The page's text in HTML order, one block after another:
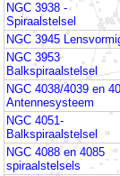
NGC 3938 -
Spiraalstelsel
NGC 3945
NGC 3953
Balkspiraalstelsel
NGC 4038/4039 en
Antennesysteem
NGC 4051-
Balkspiraalstelsel
NGC 4088 en 4085
spiraalstelsels